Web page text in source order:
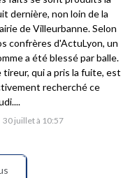
30 juillet à 10:57
dernière, non loin de la
de Villeurbanne. Selon
confrères d'ActuLyon, un
a été blessé par balle.
tireur, qui a pris la fuite, est
recherché ce